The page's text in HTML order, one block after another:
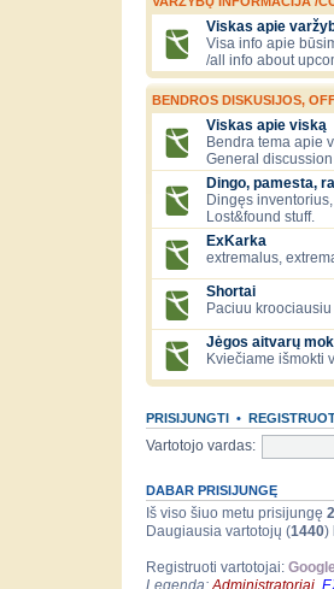
Viskas apie
Visa info apie
/all info about
BENDROS DISKUSIJOS,
Viskas apie viską
Bendra tema apie
General discussion
Dingo, pamesta,
Dingęs
Lost&found stuff.
ExKarka
extremalus,
Shortai
Paciuu
Jėgos aitvarų
Kviečiame išmokti
PRISIJUNGTI •
Vartotojo vardas:
DABAR PRISIJUNGĘ
Iš viso šiuo metu prisijungę
Daugiausia vartotojų (1440)
Registruoti vartotojai:
Legenda: Administratoriai